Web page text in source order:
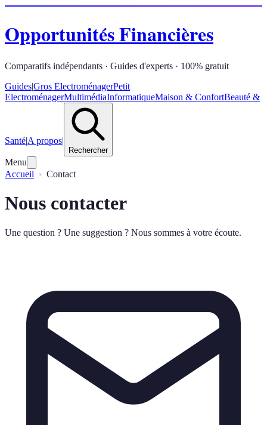
Opportunités Financières
Comparatifs indépendants · Guides d'experts · 100% gratuit
Guides|Gros ElectroménagerPetit
ElectroménagerMultimédiaInformatiqueMaison & ConfortBeauté &
Santé|A propos|
Rechercher
Menu
Accueil
Contact
Nous contacter
Une question ? Une suggestion ? Nous sommes à votre écoute.